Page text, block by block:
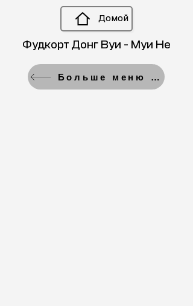
Фудкорт Донг Вуи - Муи Не
Домой
Больше меню баров